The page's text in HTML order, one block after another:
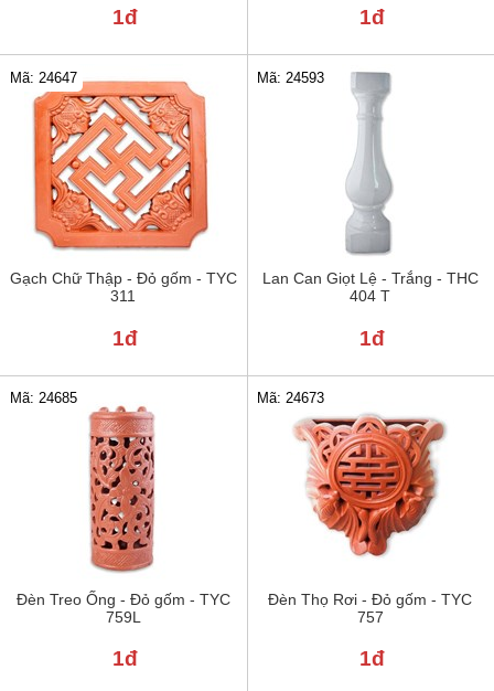
1đ 1đ
Gạch Chữ Thập - Đỏ gốm - TYC
311
Mã: 24647
1đ
Lan Can Giọt Lệ - Trắng - THC
404 T
Mã: 24593
1đ
Đèn Treo Ống - Đỏ gốm - TYC
759L
Mã: 24685
1đ
Đèn Thọ Rơi - Đỏ gốm - TYC
757
Mã: 24673
1đ